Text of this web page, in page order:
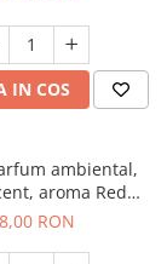
IN COS
ambiental,
aroma Red
20 g
RON